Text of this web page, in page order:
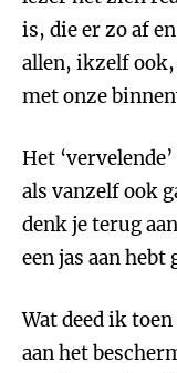
is, die er zo af
allen, ikzelf
met onze
Het
als vanzelf ook
denk je terug
een jas aan hebt
Wat deed ik
aan het